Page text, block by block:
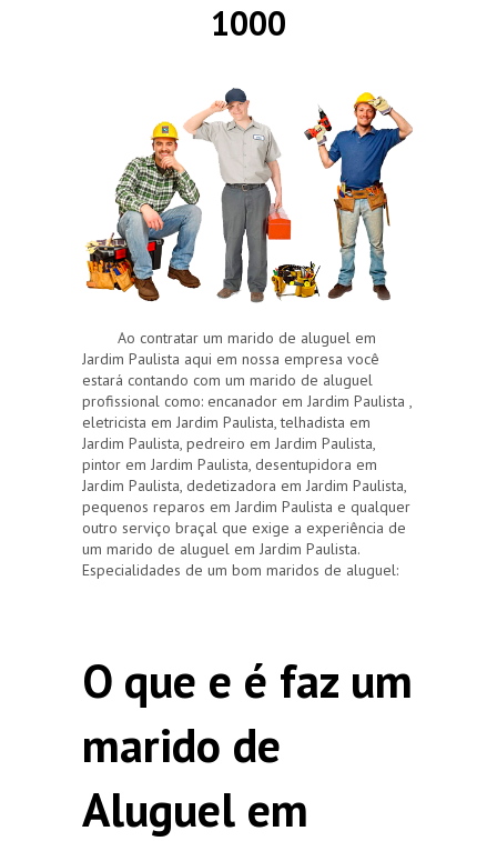
1000
Ao contratar um marido de aluguel em
Jardim Paulista aqui em nossa empresa você
estará contando com um marido de aluguel
profissional como: encanador em Jardim Paulista ,
eletricista em Jardim Paulista, telhadista em
Jardim Paulista, pedreiro em Jardim Paulista,
pintor em Jardim Paulista, desentupidora em
Jardim Paulista, dedetizadora em Jardim Paulista,
pequenos reparos em Jardim Paulista e qualquer
outro serviço braçal que exige a experiência de
um marido de aluguel em Jardim Paulista.
Especialidades de um bom maridos de aluguel:
O que e é faz um
marido de
Aluguel em